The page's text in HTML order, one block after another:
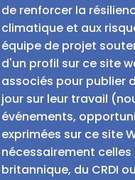
de renforcer la
climatique et aux
équipe de projet
d'un profil sur ce site
associés pour publier
jour sur leur travail
événements,
exprimées sur ce site
nécessairement
britannique, du CRDI